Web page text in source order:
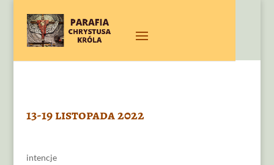
13-19 listopada 2022
intencje